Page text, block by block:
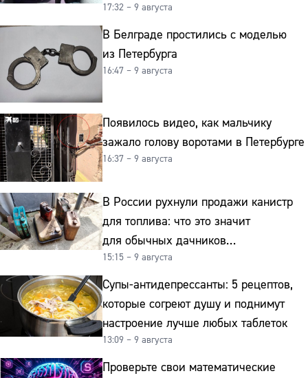
на старение мозга
17:32 – 9 августа
В Белграде простились с моделью
из Петербурга
16:47 – 9 августа
Появилось видео, как мальчику
зажало голову воротами в Петербурге
16:37 – 9 августа
В России рухнули продажи канистр
для топлива: что это значит
для обычных дачников
и автомобилистов
15:15 – 9 августа
Супы-антидепрессанты: 5 рецептов,
которые согреют душу и поднимут
настроение лучше любых таблеток
13:09 – 9 августа
Проверьте свои математические